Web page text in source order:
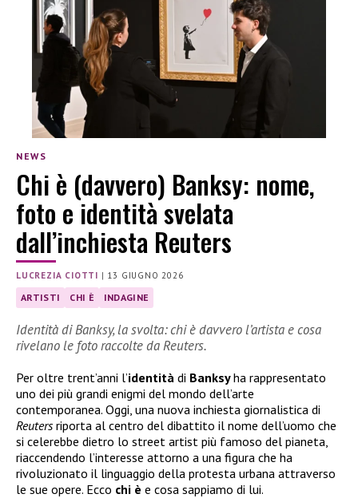
NEWS
Chi è (davvero) Banksy: nome,
foto e identità svelata
dall’inchiesta Reuters
LUCREZIA CIOTTI | 13 GIUGNO 2026
ARTISTI CHI È INDAGINE
Identità di Banksy, la svolta: chi è davvero l’artista e cosa
rivelano le foto raccolte da Reuters.
Per oltre trent’anni l’identità di Banksyha rappresentato
uno dei più grandi enigmi del mondo dell’arte
contemporanea. Oggi, una nuova inchiesta giornalistica di
Reutersriporta al centro del dibattito il nome dell’uomo che
si celerebbe dietro lo street artist più famoso del pianeta,
riaccendendo l’interesse attorno a una figura che ha
rivoluzionato il linguaggio della protesta urbana attraverso
le sue opere. Ecco chi è e cosa sappiamo di lui.